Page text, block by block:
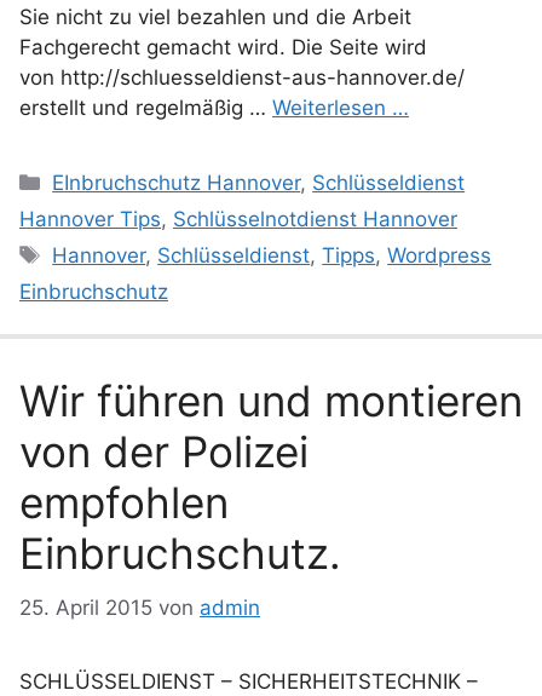
Sie nicht zu viel bezahlen und die Arbeit
Fachgerecht gemacht wird. Die Seite wird
von http://schluesseldienst-aus-hannover.de/
erstellt und regelmäßig … Weiterlesen …
Kategorien
EInbruchschutz Hannover, Schlüsseldienst
Hannover Tips, Schlüsselnotdienst Hannover
Schlagwörter
Hannover, Schlüsseldienst,Tipps,Wordpress
Einbruchschutz
Wir führen und montieren
von der Polizei
empfohlen
Einbruchschutz.
25. April 2015 von admin
SCHLÜSSELDIENST – SICHERHEITSTECHNIK –